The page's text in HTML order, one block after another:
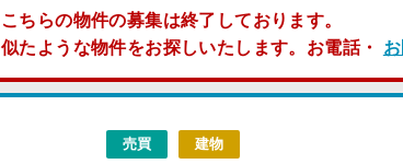
こちらの物件の募集は終了しております。
似たような物件をお探しいたします。お電話・
売買 建物